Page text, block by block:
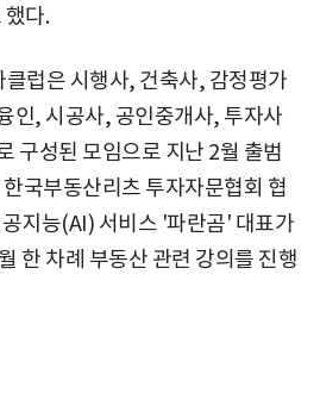
다.
럽은 시행사, 건축사, 감정평가
인, 시공사, 공인중개사, 투자사
구성된 모임으로 지난 2월 출범
국부동산리츠 투자자문협회 협
지능(AI) 서비스 '파란곰' 대표가
한 차례 부동산 관련 강의를 진행